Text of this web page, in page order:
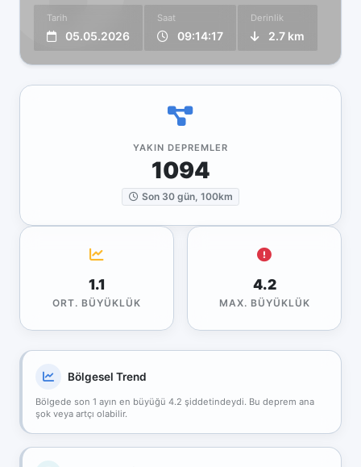
Tarih
05.05.2026
Saat
09:14:17
Derinlik
2.7 km
YAKIN DEPREMLER
1094
Son 30 gün, 100km
1.1
ORT. BÜYÜKLÜK
4.2
MAX. BÜYÜKLÜK
Bölgesel Trend
Bölgede son 1 ayın en büyüğü 4.2 şiddetindeydi. Bu deprem ana
şok veya artçı olabilir.